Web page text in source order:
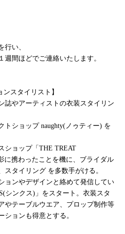
行い、
間ほどでご連絡いたします。
ンスタイリスト】
誌やアーティストの衣装スタイリン
トショップ naughty(ノゥティー) を
ショップ「THE TREAT
に携わったことを機に、ブライダル
スタイリング を多数手がける。
ョンやデザインと絡めて発信してい
シンクス)」をスタート。衣装スタ
やテーブルウエア、プロップ制作等
ションも得意とする。